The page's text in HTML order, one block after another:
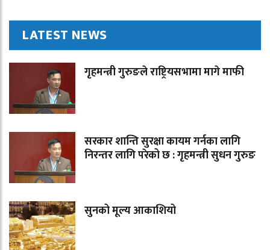
LATEST NEWS
गृहमन्त्री गुरुङले राष्ट्रियसभामा मागे माफी
सरकार शान्ति सुरक्षा कायम गर्नका लागि
निरन्तर लागि परेको छ : गृहमन्त्री सुधन गुरुङ
सुनको मूल्य आकाशियो